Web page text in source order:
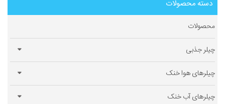
دسته محصولات
محصولات
چیلر جذبی
چیلرهای هوا خنک
چیلرهای آب خنک